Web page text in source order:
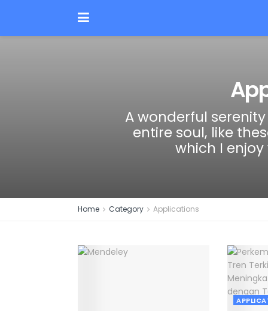
A wonderful
entire soul, like
which I
Home Category Applications